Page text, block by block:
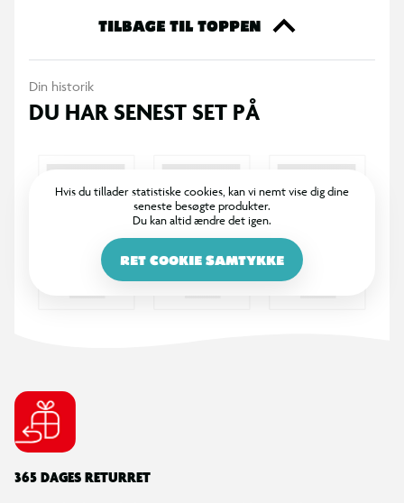
kittet og opdag hemmelighederne ved menneskets anatomi
forstørre og rotere for at forstå, hvordan de fungerer.
Quizkort og Mixkort: interaktive spil og sjove tidsbaserede
Anbefales til børn over 8 år.
TILBAGE TIL TOPPEN
Din historik
DU HAR SENEST SET PÅ
Hvis du tillader statistiske cookies, kan vi nemt vise dig dine
seneste besøgte produkter.
Du kan altid ændre det igen.
RET COOKIE SAMTYKKE
365 DAGES RETURRET